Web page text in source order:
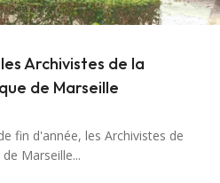
Archivistes de la
de Marseille
fin d'année, les Archivistes de
Marseille...